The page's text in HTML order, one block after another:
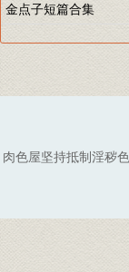
金点子短篇合集
肉色屋坚持抵制淫秽